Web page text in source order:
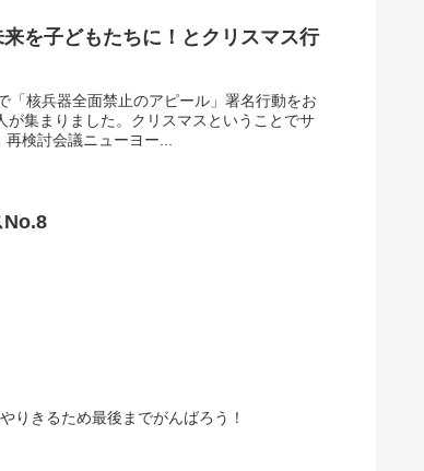
を子どもたちに！とクリスマス行
「核兵器全面禁止のアピール」署名行動をお
集まりました。クリスマスということでサ
検討会議ニューヨー...
No.8
りきるため最後までがんばろう！